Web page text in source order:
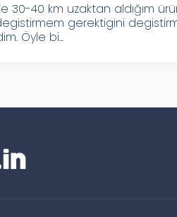
30-40 km uzaktan aldığım
degistirmem gerektigini
Öyle bi...